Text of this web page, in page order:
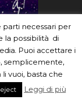
byWordPress.
parti necessari per
la possibilità di
Puoi accettare i
semplicemente,
vuoi, basta che
Leggi di più